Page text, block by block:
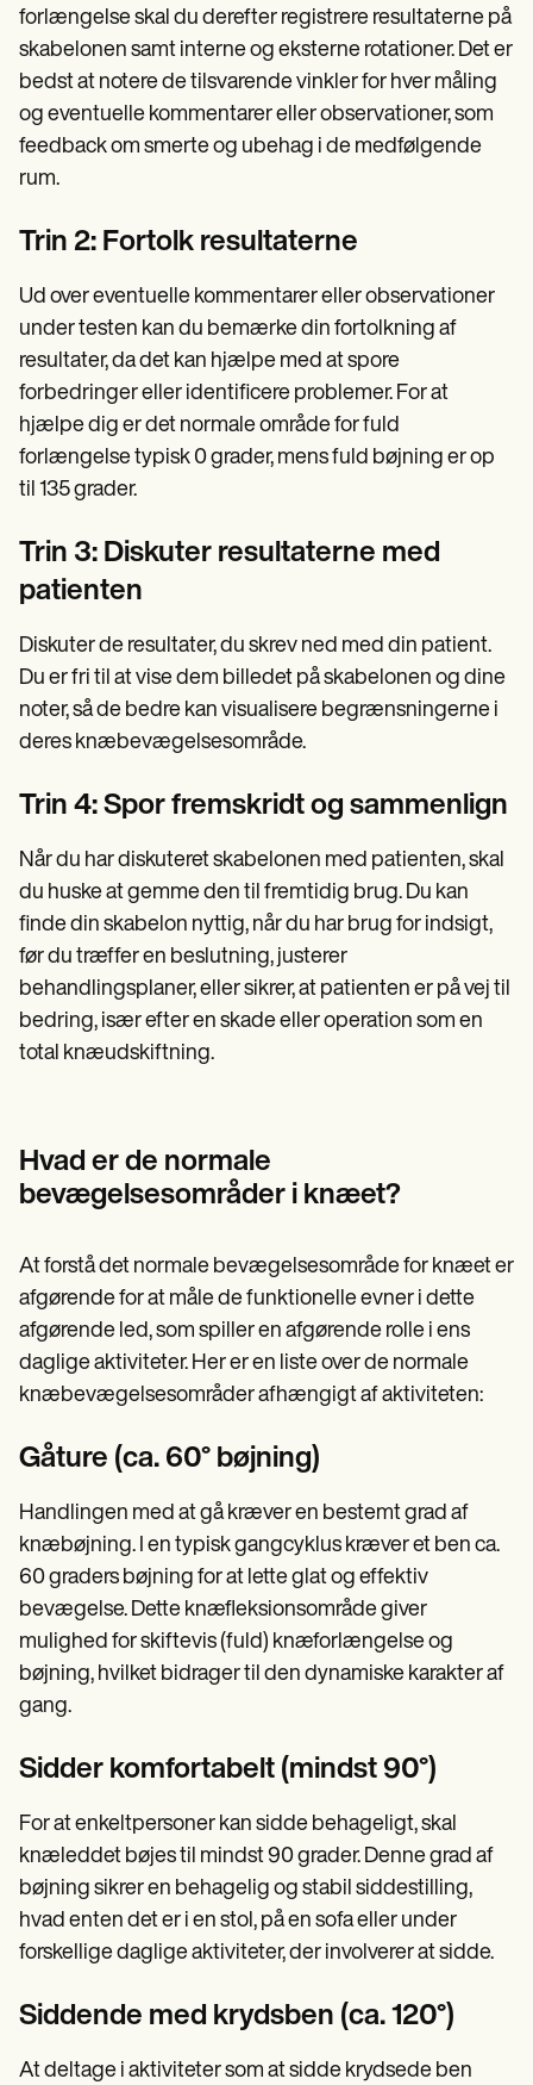
forlængelse skal du derefter registrere resultaterne på
skabelonen samt interne og eksterne rotationer. Det er
bedst at notere de tilsvarende vinkler for hver måling
og eventuelle kommentarer eller observationer, som
feedback om smerte og ubehag i de medfølgende
rum.
Trin 2: Fortolk resultaterne
Ud over eventuelle kommentarer eller observationer
under testen kan du bemærke din fortolkning af
resultater, da det kan hjælpe med at spore
forbedringer eller identificere problemer. For at
hjælpe dig er det normale område for fuld
forlængelse typisk 0 grader, mens fuld bøjning er op
til 135 grader.
Trin 3: Diskuter resultaterne med
patienten
Diskuter de resultater, du skrev ned med din patient.
Du er fri til at vise dem billedet på skabelonen og dine
noter, så de bedre kan visualisere begrænsningerne i
deres knæbevægelsesområde.
Trin 4: Spor fremskridt og sammenlign
Når du har diskuteret skabelonen med patienten, skal
du huske at gemme den til fremtidig brug. Du kan
finde din skabelon nyttig, når du har brug for indsigt,
før du træffer en beslutning, justerer
behandlingsplaner, eller sikrer, at patienten er på vej til
bedring, især efter en skade eller operation som en
total knæudskiftning.
Hvad er de normale
bevægelsesområder i knæet?
At forstå det normale bevægelsesområde for knæet er
afgørende for at måle de funktionelle evner i dette
afgørende led, som spiller en afgørende rolle i ens
daglige aktiviteter. Her er en liste over de normale
knæbevægelsesområder afhængigt af aktiviteten:
Gåture (ca. 60° bøjning)
Handlingen med at gå kræver en bestemt grad af
knæbøjning. I en typisk gangcyklus kræver et ben ca.
60 graders bøjning for at lette glat og effektiv
bevægelse. Dette knæfleksionsområde giver
mulighed for skiftevis (fuld) knæforlængelse og
bøjning, hvilket bidrager til den dynamiske karakter af
gang.
Sidder komfortabelt (mindst 90°)
For at enkeltpersoner kan sidde behageligt, skal
knæleddet bøjes til mindst 90 grader. Denne grad af
bøjning sikrer en behagelig og stabil siddestilling,
hvad enten det er i en stol, på en sofa eller under
forskellige daglige aktiviteter, der involverer at sidde.
Siddende med krydsben (ca. 120°)
At deltage i aktiviteter som at sidde krydsede ben